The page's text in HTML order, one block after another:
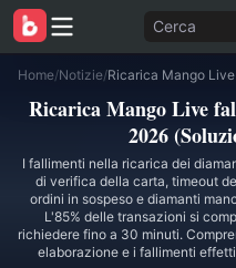
Cerca
Home/Notizie/
Ricarica Mango Live
2026
I fallimenti nella ricarica dei
di verifica della carta, timeout
ordini in sospeso e diamanti
L'85% delle transazioni si
richiedere fino a 30 minuti.
elaborazione e i fallimenti